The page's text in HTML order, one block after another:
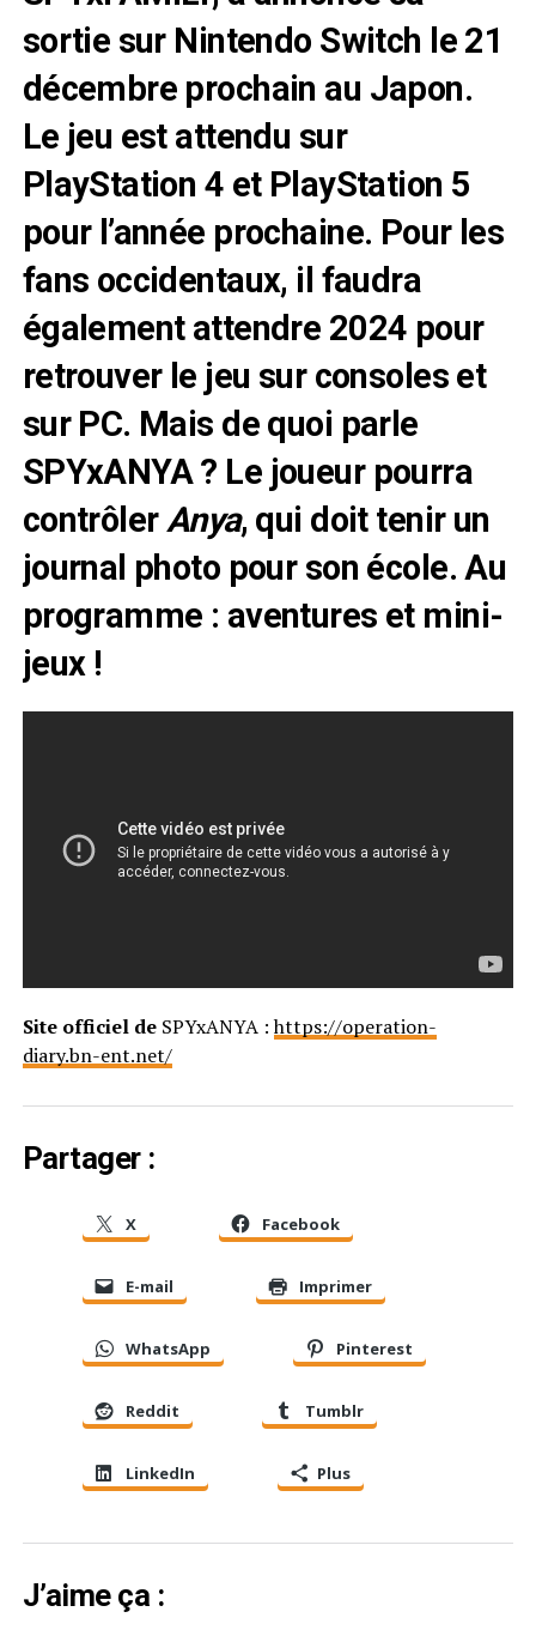
sortie sur Nintendo Switch le 21
décembre prochain au Japon.
Le jeu est attendu sur
PlayStation 4 et PlayStation 5
pour l’année prochaine. Pour les
fans occidentaux, il faudra
également attendre 2024 pour
retrouver le jeu sur consoles et
sur PC. Mais de quoi parle
SPYxANYA ? Le joueur pourra
contrôlerAnya, qui doit tenir un
journal photo pour son école. Au
programme : aventures et mini-
jeux !
Site officiel deSPYxANYA :https://operation-
diary.bn-ent.net/
Partager :
X Facebook
E-mail Imprimer
WhatsApp Pinterest
Reddit Tumblr
LinkedIn Plus
J’aime ça :